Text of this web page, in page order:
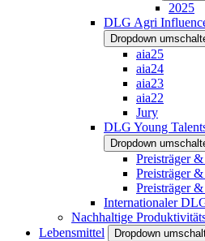
2025
DLG Agri
Dropdown
aia25
aia24
aia23
aia22
Jury
DLG Young
Dropdown
Preisträger
Preisträger
Preisträger
Internationaler
Nachhaltige
Lebensmittel
Dropdown